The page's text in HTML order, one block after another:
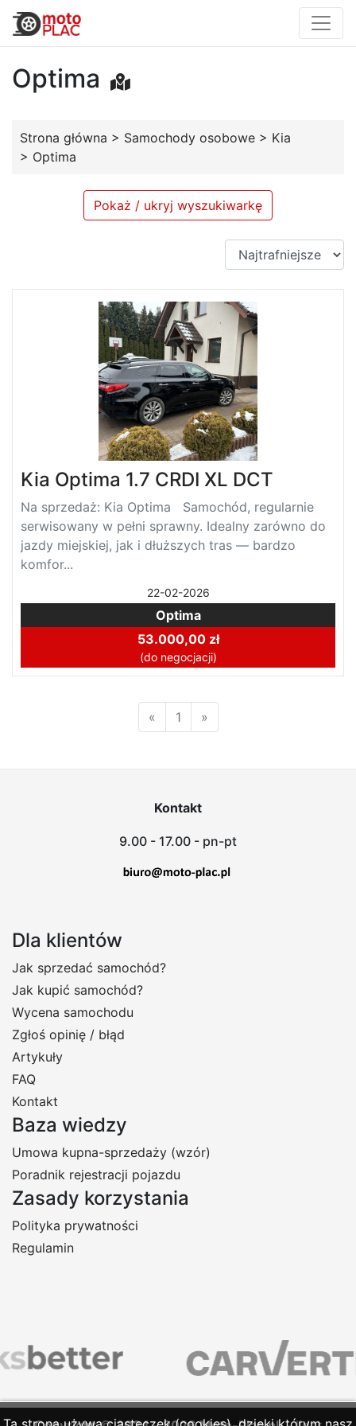
Optima
Strona główna > Samochody osobowe > Kia
> Optima
Pokaż / ukryj wyszukiwarkę
Kia Optima 1.7 CRDI XL DCT
Na sprzedaż: Kia Optima Samochód, regularnie
serwisowany w pełni sprawny. Idealny zarówno do
jazdy miejskiej, jak i dłuższych tras — bardzo
komfor...
22-02-2026
Optima
53.000,00 zł
(do negocjacji)
« 1 »
Kontakt
9.00 - 17.00 - pn-pt
Dla klientów
Jak sprzedać samochód?
Jak kupić samochód?
Wycena samochodu
Zgłoś opinię / błąd
Artykuły
FAQ
Kontakt
Baza wiedzy
Umowa kupna-sprzedaży (wzór)
Poradnik rejestracji pojazdu
Zasady korzystania
Polityka prywatności
Regulamin